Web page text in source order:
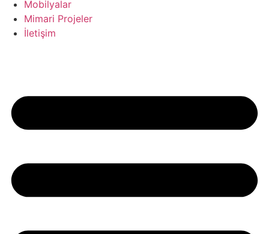
Mobilyalar
Mimari Projeler
İletişim